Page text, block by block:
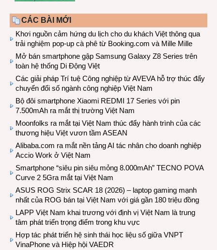
CÁC BÀI MỚI
Khơi nguồn cảm hứng du lịch cho du khách Việt thông qua
trải nghiệm pop-up cà phê từ Booking.com và Mille Mille
Mở bán smartphone gập Samsung Galaxy Z8 Series trên
toàn hệ thống Di Động Việt
Các giải pháp Trí tuệ Công nghiệp từ AVEVA hỗ trợ thúc đẩy
chuyển đổi số ngành công nghiệp Việt Nam
Bộ đôi smartphone Xiaomi REDMI 17 Series với pin
7.500mAh ra mắt thị trường Việt Nam
Moonfolks ra mắt tại Việt Nam thúc đẩy hành trình của các
thương hiệu Việt vươn tầm ASEAN
Alibaba.com ra mắt nền tảng AI tác nhân cho doanh nghiệp
Accio Work ở Việt Nam
Smartphone “siêu pin siêu mỏng 8.000mAh” TECNO POVA
Curve 2 5Gra mắt tại Việt Nam
ASUS ROG Strix SCAR 18 (2026) – laptop gaming mạnh
nhất của ROG bán tại Việt Nam với giá gần 180 triệu đồng
LAPP Việt Nam khai trương với định vị Việt Nam là trung
tâm phát triển trọng điểm trong khu vực
Hợp tác phát triển hệ sinh thái học liệu số giữa VNPT
VinaPhone và Hiệp hội VAEDR